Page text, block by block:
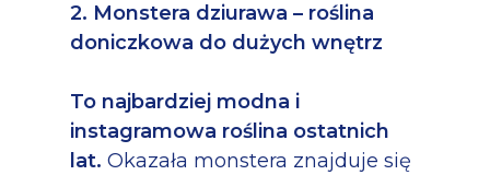
2. Monstera dziurawa – roślina
doniczkowa do dużych wnętrz
To najbardziej modna i
instagramowa roślina ostatnich
lat. Okazała monstera znajduje się